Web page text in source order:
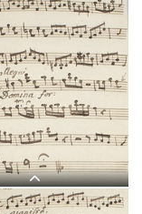
Sub tuum
Violino I-1.jpg